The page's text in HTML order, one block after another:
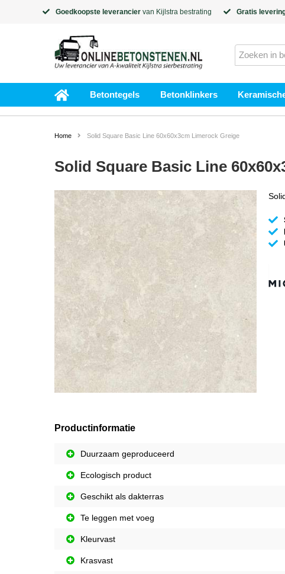
Goedkoopste leverancier van Kijlstra bestrating Gratis
Betontegels Betonklinkers
Home Solid Square Basic Line 60x60x3cm Limerock Greige
Solid Square Basic Line
Productinformatie
Duurzaam geproduceerd
Ecologisch product
Geschikt als dakterras
Te leggen met voeg
Kleurvast
Krasvast